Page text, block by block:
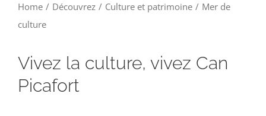
Home / Découvrez / Culture et patrimoine / Mer de
culture
Vivez la culture, vivez Can
Picafort